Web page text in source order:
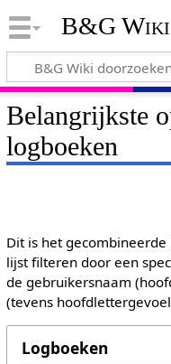
B&G Wiki
Belangrijkste
logboeken
Dit is het
lijst filteren door een
de gebruikersnaam
(tevens
Logboeken